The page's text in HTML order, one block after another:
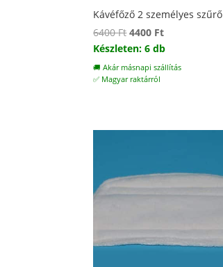
Kávéfőző 2 személyes szűrő
6400FtOriginal
price
was:
6400 Ft.
4400 FtCurrent
price
is:
Készleten: 6 db
🚚 Akár másnapi szállítás
✅ Magyar raktárról